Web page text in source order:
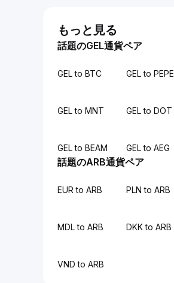
もっと見る
話題のGEL通貨ペア
GEL to BTC GEL to PEPE
GEL to MNT GEL to DOT
GEL to BEAM GEL to AEG
話題のARB通貨ペア
EUR to ARB PLN to ARB
MDL to ARB DKK to ARB
VND to ARB